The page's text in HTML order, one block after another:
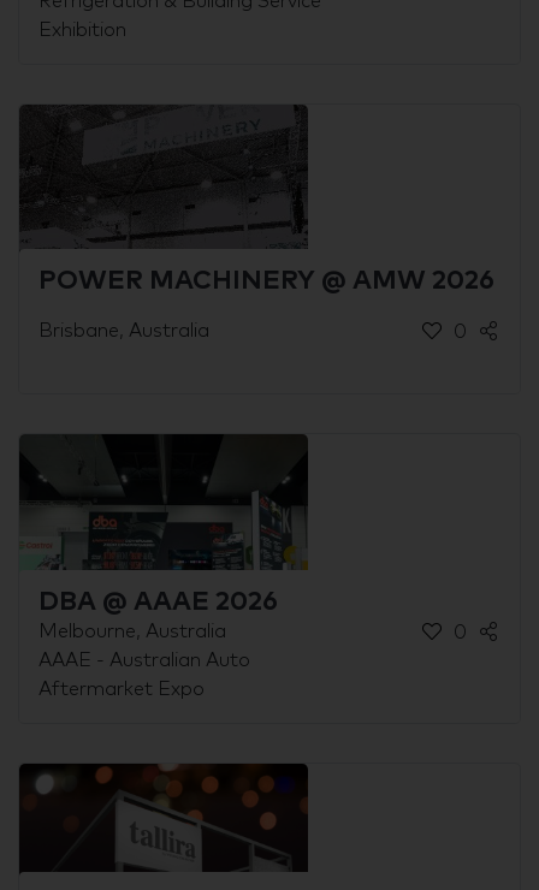
Exhibition
POWER MACHINERY @ AMW 2026
Brisbane, Australia 0
DBA @ AAAE 2026
Melbourne, Australia
AAAE - Australian Auto
Aftermarket Expo
0